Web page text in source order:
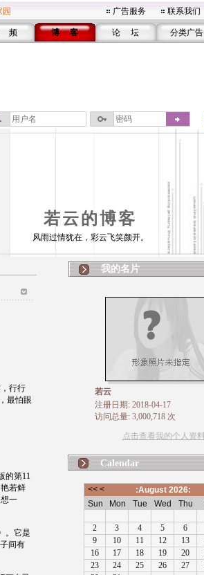
园 广告服务 联系我们
频 博 客 论 坛 分类广告
若云的博客
风雨过情犹在，彩云飞笑颜开。
行行
最怕眼
的第11
若鲜
一
。它是
间有
我的名片
若云
注册日期: 2018-04-17
访问总量: 3,000,718 次
点击查看我的个人资料
Calendar